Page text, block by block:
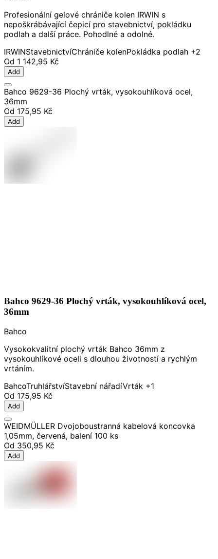
Profesionální gelové chrániče kolen IRWIN s
nepoškrábávající čepicí pro stavebnictví, pokládku
podlah a další práce. Pohodlné a odolné.
IRWINStavebnictvíChrániče kolenPokládka podlah +2
Od 1 142,95 Kč
Add
Bahco 9629-36 Plochý vrták, vysokouhlíková ocel,
36mm
Od 175,95 Kč
Add
Bahco 9629-36 Plochý vrták, vysokouhlíková ocel,
36mm
Bahco
Vysokokvalitní plochý vrták Bahco 36mm z
vysokouhlíkové oceli s dlouhou životností a rychlým
vrtáním.
BahcoTruhlářstvíStavební nářadíVrták +1
Od 175,95 Kč
Add
WEIDMÜLLER Dvojoboustranná kabelová koncovka
1,05mm, červená, balení 100 ks
Od 350,95 Kč
Add